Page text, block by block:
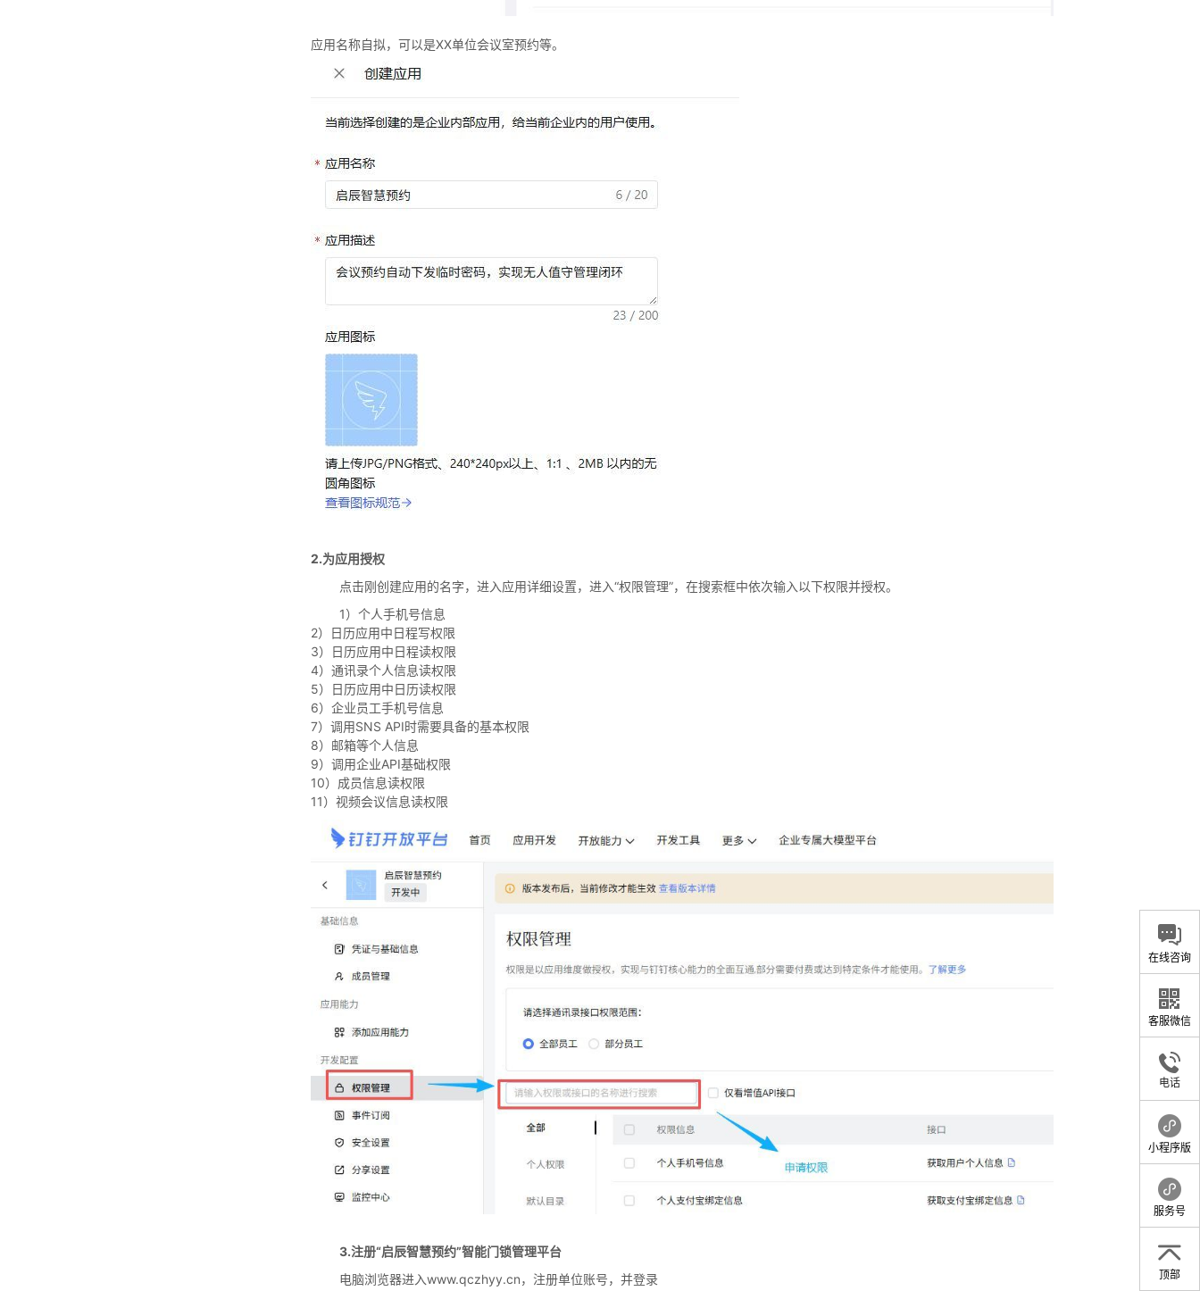
应用名称自拟，可以是XX单位会议室预约等。
2.为应用授权
点击刚创建应用的名字，进入应用详细设置，进入“权限管理”，在搜索框中依次输入以下权限并授权。
1）个人手机号信息
2）日历应用中日程写权限
3）日历应用中日程读权限
4）通讯录个人信息读权限
5）日历应用中日历读权限
6）企业员工手机号信息
7）调用SNS API时需要具备的基本权限
8）邮箱等个人信息
9）调用企业API基础权限
10）成员信息读权限
11）视频会议信息读权限
3.注册“启辰智慧预约”智能门锁管理平台
电脑浏览器进入www.qczhyy.cn，注册单位账号，并登录
在线咨询
客服微信
电话
小程序版
服务号
顶部